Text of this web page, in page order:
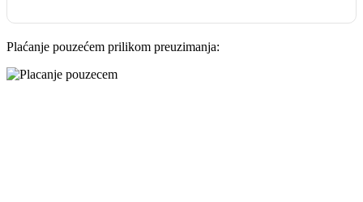
Plaćanje pouzećem prilikom preuzimanja: